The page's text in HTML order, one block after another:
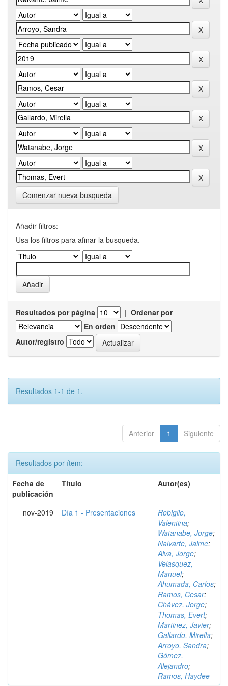
Comenzar nueva busqueda
Añadir filtros:
Usa los filtros para afinar la busqueda.
Resultados por página | Ordenar por
En orden
Autor/registro
Resultados 1-1 de 1.
Anterior 1 Siguiente
Resultados por ítem:
Fecha de
publicación
Título Autor(es)
nov-2019 Día 1 - Presentaciones
Robiglio,
Valentina;
Watanabe, Jorge;
Nalvarte, Jaime;
Alva, Jorge;
Velasquez,
Manuel;
Ahumada, Carlos;
Ramos, Cesar;
Chávez, Jorge;
Thomas, Evert;
Martinez, Javier;
Gallardo, Mirella;
Arroyo, Sandra;
Gómez,
Alejandro;
Ramos, Haydee